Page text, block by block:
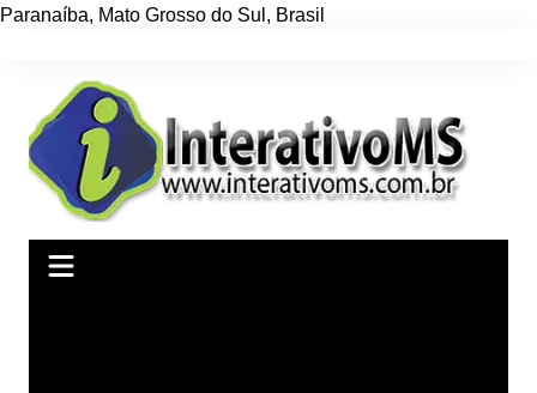
Paranaíba, Mato Grosso do Sul , Brasil
conteúdo